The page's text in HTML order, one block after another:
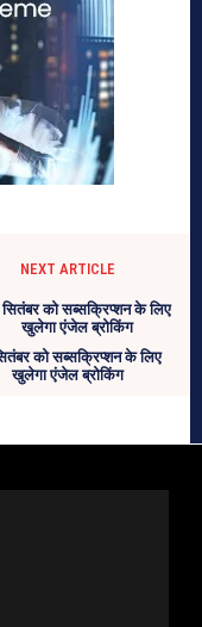
NEXT ARTICLE
को सब्सक्रिप्शन के लिए
खुलेगा एंजेल ब्रोकिंग